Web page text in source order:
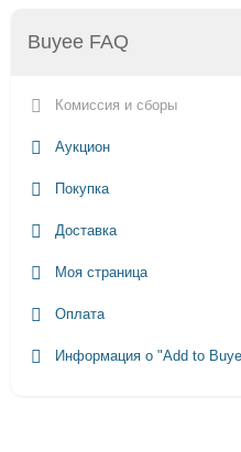
Buyee FAQ
Комиссия и сборы
Аукцион
Покупка
Доставка
Моя страница
Оплата
Информация о "Add to